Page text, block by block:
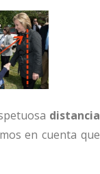
distancia
en cuenta que